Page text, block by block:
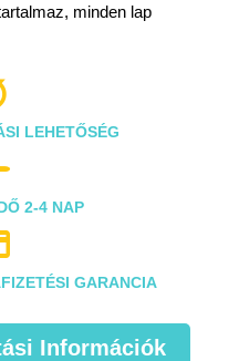
minden lap
LEHETŐSÉG
2-4 NAP
GARANCIA
Információk